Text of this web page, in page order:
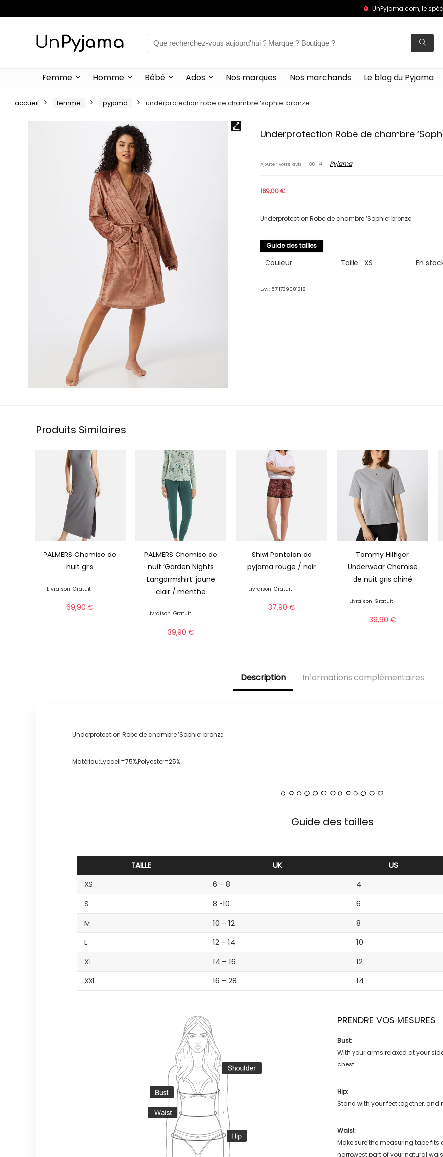
UnPyjama.com, le
Femme Homme Bébé Ados Nos marques Nos marchands Le blog du Pyjama
accueil femme pyjama underprotection robe de chambre ‘sophie’ bronze
Underprotection Robe de chambre
Ajouter votre avis 4 Pyjama
169,00€
Underprotection Robe de chambre ‘Sophie’ bronze
Guide des tailles
Couleur Taille : XS En
EAN: 5711739081318
Produits Similaires
PALMERS Chemise de
nuit gris
Livraison Gratuit
69,90€
PALMERS Chemise de
nuit ‘Garden Nights
Langarmshirt’ jaune
clair / menthe
Livraison Gratuit
39,90 €
Shiwi Pantalon de
pyjama rouge / noir
Livraison Gratuit
37,90 €
Tommy Hilfiger
Underwear Chemise
de nuit gris chiné
Livraison Gratuit
39,90 €
Description Informations complémentaires
Underprotection Robe de chambre ‘Sophie’ bronze
Matériau:Lyocell=75%,Polyester=25%
Guide des tailles
TAILLE UK US
XS
6 – 8 4
S
8 -10 6
M
10 – 12 8
L
12 – 14 10
XL
14 – 16 12
XXL
16 – 28 14
PRENDRE VOS MESURES
Bust:
With your arms relaxed at your
chest.
Hip:
Stand with your feet together, and
Waist:
Make sure the measuring tape
narrowest part of your natural